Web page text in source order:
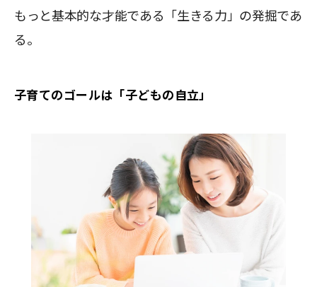
もっと基本的な才能である「生きる力」の発掘であ
る。
子育てのゴールは「子どもの自立」